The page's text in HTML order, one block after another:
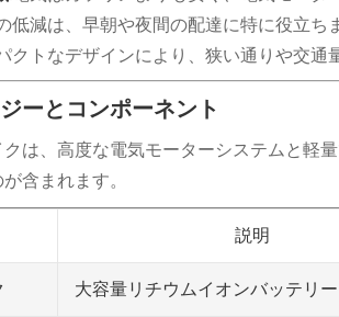
低減は、早朝や夜間の配達に特に役立ち
クトなデザインにより、狭い通りや交通
ーとコンポーネント
は、高度な電気モーターシステムと軽
含まれます。
説明
大容量リチウムイオンバッテリー